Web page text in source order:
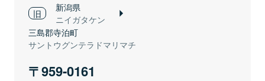
新潟県
ニイガタケン
三島郡寺泊町
サントウグンテラドマリマチ
959-0161